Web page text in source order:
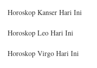
Horoskop Kanser Hari Ini
Horoskop Leo Hari Ini
Horoskop Virgo Hari Ini